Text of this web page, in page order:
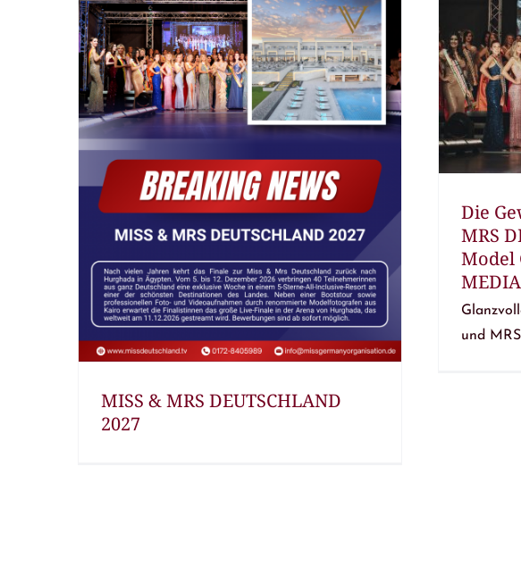
MISS & MRS DEUTSCHLAND
2027
Die
MRS
Model
MEDIA
und MRS